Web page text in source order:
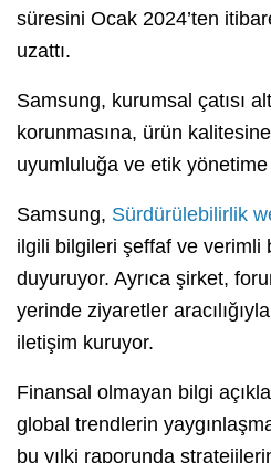
süresini Ocak 2024’ten
uzattı.
Samsung, kurumsal çatısı
korunmasına, ürün
uyumluluğa ve etik
Samsung, Sürdürülebilirlik
ilgili bilgileri şeffaf ve verimli
duyuruyor. Ayrıca şirket,
yerinde ziyaretler
iletişim kuruyor.
Finansal olmayan bilgi
global trendlerin
bu yılki raporunda